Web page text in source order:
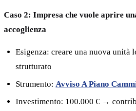
Caso 2: Impresa che vuole aprire
accoglienza
Esigenza: creare una nuova unità
strutturato
Strumento: Avviso A Piano
Investimento: 100.000 € →